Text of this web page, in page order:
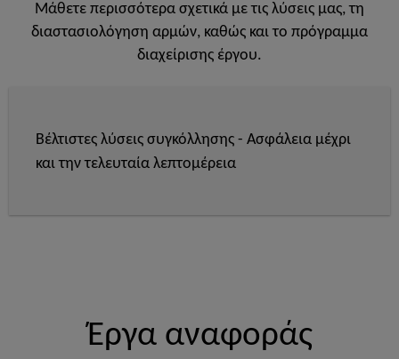
Μάθετε περισσότερα σχετικά με τις λύσεις μας, τη
διαστασιολόγηση αρμών, καθώς και το πρόγραμμα
διαχείρισης έργου.
Βέλτιστες λύσεις συγκόλλησης - Ασφάλεια μέχρι
και την τελευταία λεπτομέρεια
Έργα αναφοράς